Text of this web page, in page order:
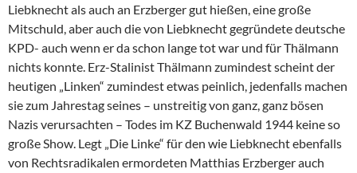
Liebknecht als auch an Erzberger gut hießen, eine große
Mitschuld, aber auch die von Liebknecht gegründete deutsche
KPD- auch wenn er da schon lange tot war und für Thälmann
nichts konnte. Erz-Stalinist Thälmann zumindest scheint der
heutigen „Linken“ zumindest etwas peinlich, jedenfalls machen
sie zum Jahrestag seines – unstreitig von ganz, ganz bösen
Nazis verursachten – Todes im KZ Buchenwald 1944 keine so
große Show. Legt „Die Linke“ für den wie Liebknecht ebenfalls
von Rechtsradikalen ermordeten Matthias Erzberger auch